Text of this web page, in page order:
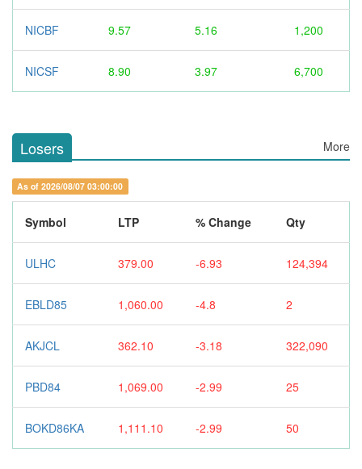
NICBF 9.57 5.16 1,200
NICSF 8.90 3.97 6,700
Losers More
As of 2026/08/07 03:00:00
Symbol LTP % Change Qty
ULHC 379.00 -6.93 124,394
EBLD85 1,060.00 -4.8 2
AKJCL 362.10 -3.18 322,090
PBD84 1,069.00 -2.99 25
BOKD86KA 1,111.10 -2.99 50